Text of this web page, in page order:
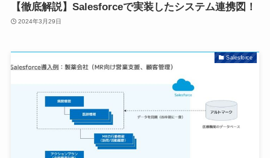
【徹底解説】Salesforceで実装したシステム連携図！
2024年3月29日
Salesforce